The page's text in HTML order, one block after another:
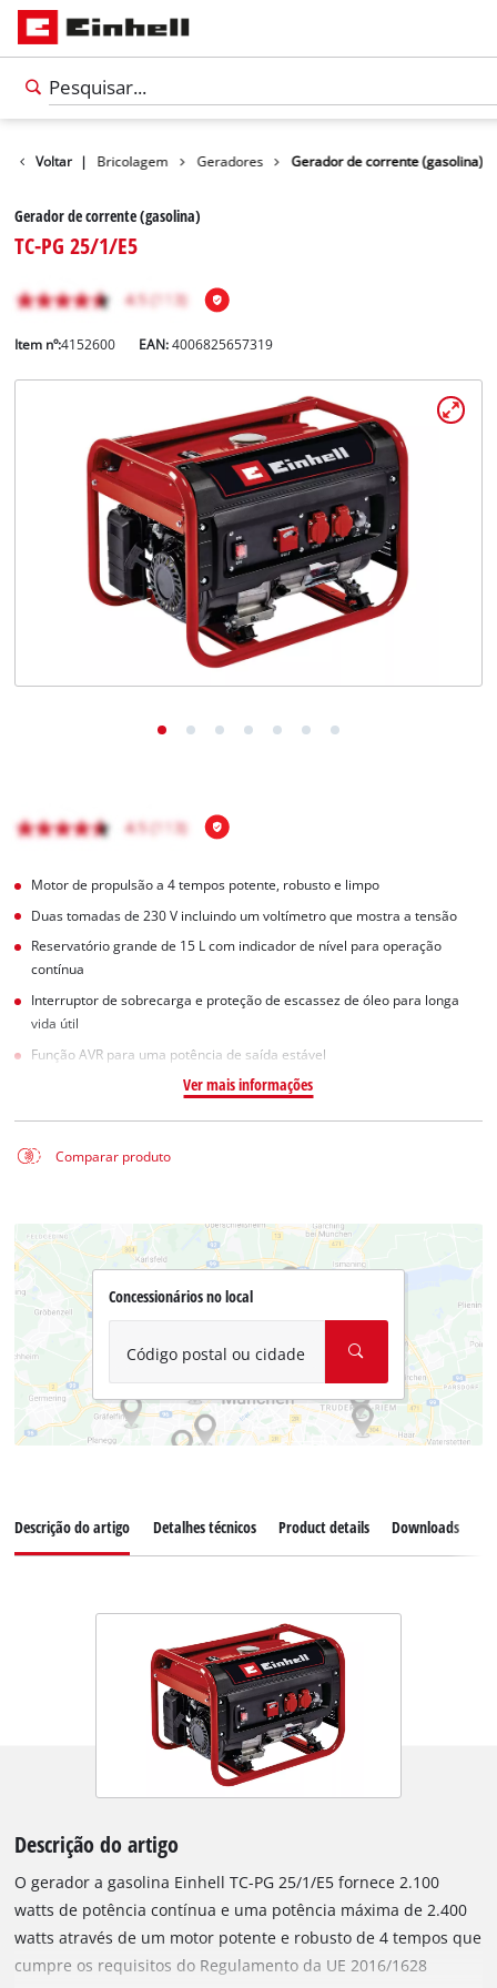
Português
Português
English
Voltar |
Produtos Bricolagem Geradores Gerador de corrente (gasolina)
Gerador de corrente (gasolina)
TC-PG 25/1/E5
Item nº:4152600 EAN:4006825657319
Motor de propulsão a 4 tempos potente, robusto e limpo
Duas tomadas de 230 V incluindo um voltímetro que mostra a tensão
Reservatório grande de 15 L com indicador de nível para operação
contínua
Interruptor de sobrecarga e proteção de escassez de óleo para longa
vida útil
Função AVR para uma potência de saída estável
Ver mais informações
Comparar produto
Concessionários no local
Código postal ou cidade
Descrição do artigo Detalhes técnicos Product details Downloads
Descrição do artigo
O gerador a gasolina Einhell TC-PG 25/1/E5 fornece 2.100
watts de potência contínua e uma potência máxima de 2.400
watts através de um motor potente e robusto de 4 tempos que
cumpre os requisitos do Regulamento da UE 2016/1628